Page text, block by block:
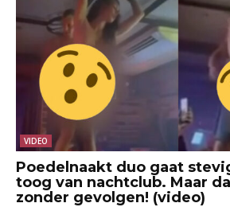
VIDEO
Poedelnaakt duo gaat
toog van nachtclub. Maar
zonder gevolgen! (video)